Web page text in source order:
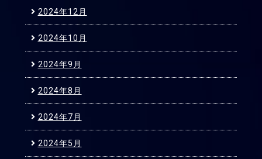
2024年12月
2024年10月
2024年9月
2024年8月
2024年7月
2024年5月